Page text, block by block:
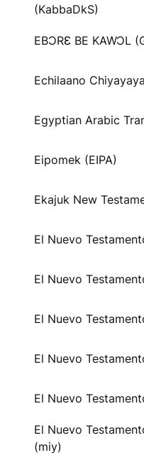
(KabbaDkS)
EBƆRƐ BE KAWƆL
Echilaano
Egyptian Arabic
Eipomek (EIPA)
Ekajuk New
El Nuevo
El Nuevo
El Nuevo
El Nuevo
El Nuevo
El Nuevo
(miy)